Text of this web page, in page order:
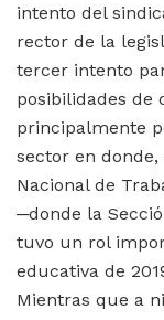
intento del
rector de la
tercer intento
posibilidades de
principalmente
sector en
Nacional de
─donde la
tuvo un rol
educativa de
Mientras que a